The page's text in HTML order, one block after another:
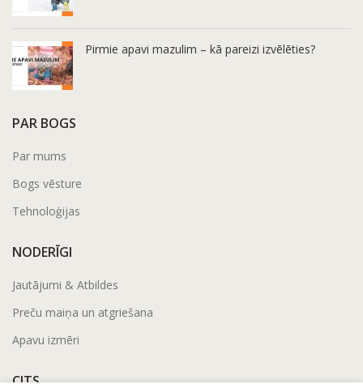
Pirmie apavi mazulim – kā pareizi izvēlēties?
PAR BOGS
Par mums
Bogs vēsture
Tehnoloģijas
NODERĪGI
Jautājumi & Atbildes
Preču maiņa un atgriešana
Apavu izmēri